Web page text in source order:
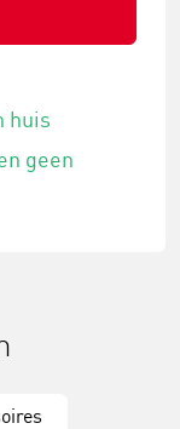
huis
geen